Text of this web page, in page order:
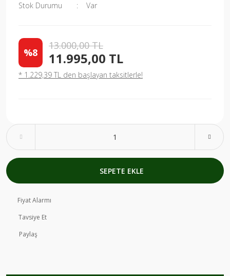
Stok Durumu
Var
%8
13.000,00 TL
11.995,00 TL
* 1.229,39 TL den başlayan taksitlerle!
SEPETE EKLE
Fiyat Alarmı
Tavsiye Et
Paylaş